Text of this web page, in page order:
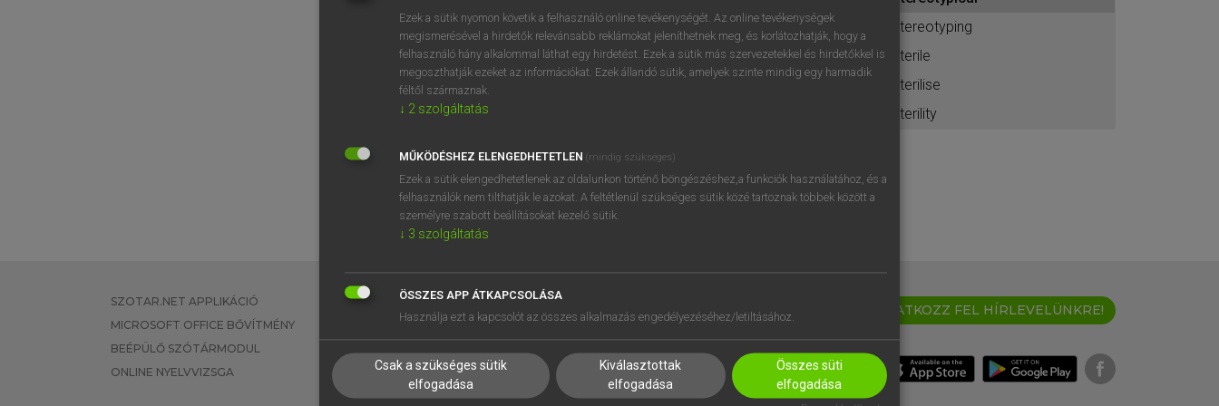
BELÉPÉS
próbaverziójának elindításához
regisztrálok ésbelépek.
REGISZTRÁCIÓ
stereotyping
sterile
sterilise
sterility
SZOTAR.NET APPLIKÁCIÓ
MICROSOFT OFFICE BŐVÍTMÉNY
BEÉPÜLŐ SZÓTÁRMODUL
ONLINE NYELVVIZSGA
EGYÉNI FELHASZNÁLÓKNAK
TANULÓKNAK
VÁLLALATI MEGOLDÁSOK
SÚGÓ
RÓLUNK
SÜTI BEÁLLÍTÁSOK
IRATKOZZ FEL HÍRLEVELÜNKRE!
Ezek a sütik nyomon követik a felhasználó online tevékenységét. Az online tevékenységek
megismerésével a hirdetők relevánsabb reklámokat jeleníthetnek meg, és korlátozhatják, hogy a
felhasználó hány alkalommal láthat egy hirdetést. Ezek a sütik más szervezetekkel és hirdetőkkel is
megoszthatják ezeket az információkat. Ezek állandó sütik, amelyek szinte mindig egy harmadik
féltől származnak.
↓ 2 szolgáltatás
MŰKÖDÉSHEZ ELENGEDHETETLEN (mindig szükséges)
Ezek a sütik elengedhetetlenek az oldalunkon történő böngészéshez,a funkciók használatához, és a
felhasználók nem tilthatják le azokat. A feltétlenül szükséges sütik közé tartoznak többek között a
személyre szabott beállításokat kezelő sütik.
↓ 3 szolgáltatás
ÖSSZES APP ÁTKAPCSOLÁSA
Használja ezt a kapcsolót az összes alkalmazás engedélyezéséhez/letiltásához.
Csak a szükséges sütik
elfogadása
Kiválasztottak
elfogadása
Összes süti
elfogadása